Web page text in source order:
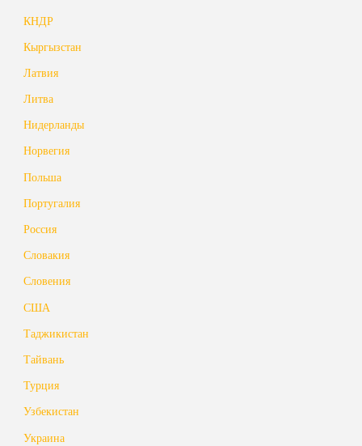
КНДР
Кыргызстан
Латвия
Литва
Нидерланды
Норвегия
Польша
Португалия
Россия
Словакия
Словения
США
Таджикистан
Тайвань
Турция
Узбекистан
Украина